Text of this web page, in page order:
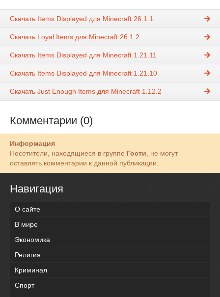
Скачать Items Displayed для Minecraft 26.1.1
Скачать Loyal Items для Minecraft 26.1.2
Скачать Items Displayed для Minecraft 1.21.11
Скачать Items Displayed для Minecraft 1.21.10
Скачать Just Enough Items для Minecraft 1.12.2
Комментарии (0)
Информация
Посетители, находящиеся в группе Гости , не могут
оставлять комментарии к данной публикации.
Навигация
О сайте
В мире
Экономика
Религия
Криминал
Спорт